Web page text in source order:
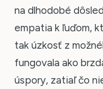
na dlhodobé
empatia k ľuďom,
tak úzkosť z
fungovala ako
úspory, zatiaľ čo